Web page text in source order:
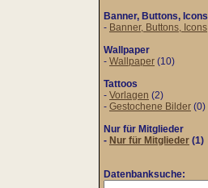
Banner, Buttons, Icons
- Banner, Buttons, Icons
Wallpaper
- Wallpaper (10)
Tattoos
- Vorlagen (2)
- Gestochene Bilder (0)
Nur für Mitglieder
- Nur für Mitglieder (1)
Datenbanksuche: